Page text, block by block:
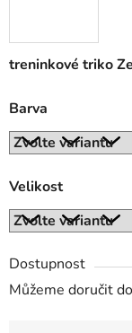
treninkové triko
Barva
Velikost
Dostupnost
Můžeme doručit